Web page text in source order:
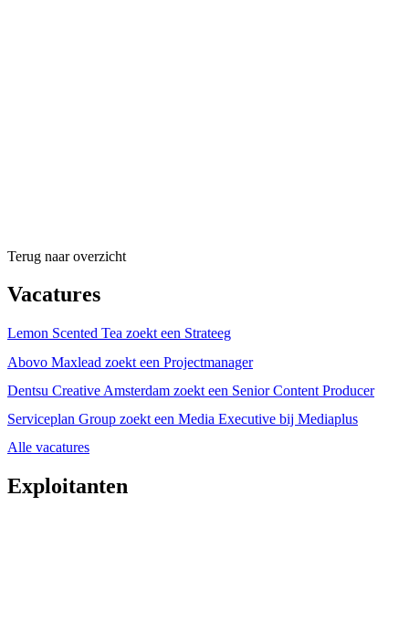
Terug naar overzicht
Vacatures
Lemon Scented Tea zoekt een Strateeg
Abovo Maxlead zoekt een Projectmanager
Dentsu Creative Amsterdam zoekt een Senior Content Producer
Serviceplan Group zoekt een Media Executive bij Mediaplus
Alle vacatures
Exploitanten